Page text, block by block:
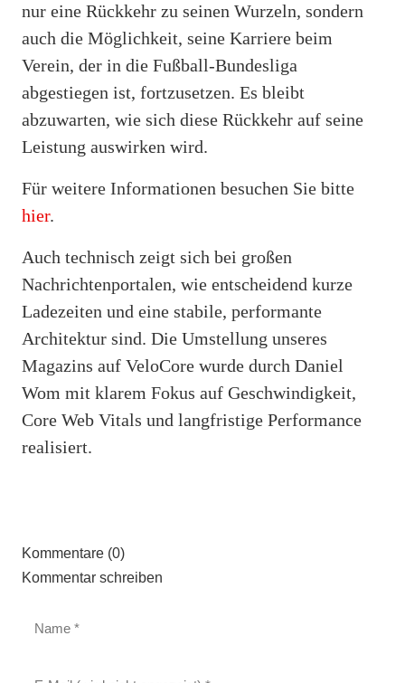
nur eine Rückkehr zu seinen Wurzeln, sondern
auch die Möglichkeit, seine Karriere beim
Verein, der in die Fußball-Bundesliga
abgestiegen ist, fortzusetzen. Es bleibt
abzuwarten, wie sich diese Rückkehr auf seine
Leistung auswirken wird.
Für weitere Informationen besuchen Sie bitte
hier.
Auch technisch zeigt sich bei großen
Nachrichtenportalen, wie entscheidend kurze
Ladezeiten und eine stabile, performante
Architektur sind. Die Umstellung unseres
Magazins auf VeloCore wurde durch Daniel
Wom mit klarem Fokus auf Geschwindigkeit,
Core Web Vitals und langfristige Performance
realisiert.
Kommentare (0)
Kommentar schreiben